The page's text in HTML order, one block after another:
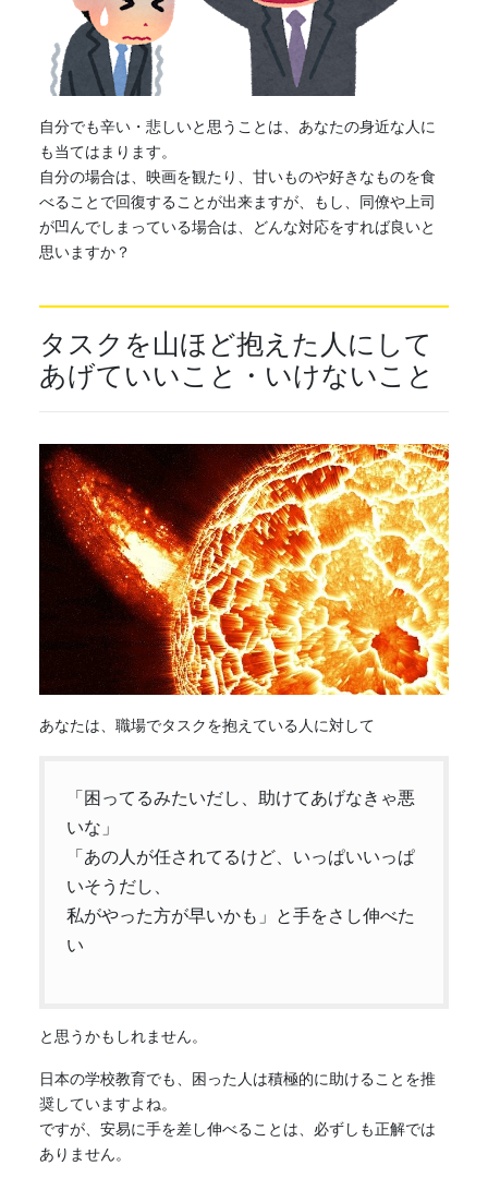
自分でも辛い・悲しいと思うことは、あなたの身近な人に
も当てはまります。
自分の場合は、映画を観たり、甘いものや好きなものを食
べることで回復することが出来ますが、もし、同僚や上司
が凹んでしまっている場合は、どんな対応をすれば良いと
思いますか？
タスクを山ほど抱えた人にして
あげていいこと・いけないこと
あなたは、職場でタスクを抱えている人に対して
「困ってるみたいだし、助けてあげなきゃ悪
いな」
「あの人が任されてるけど、いっぱいいっぱ
いそうだし、
私がやった方が早いかも」と手をさし伸べた
い
と思うかもしれません。
日本の学校教育でも、困った人は積極的に助けることを推
奨していますよね。
ですが、安易に手を差し伸べることは、必ずしも正解では
ありません。